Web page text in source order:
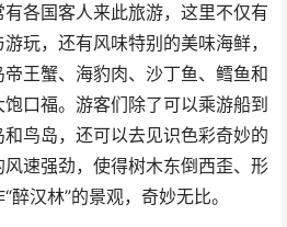
各国客人来此旅游，这里不仅有
玩，还有风味特别的美味海鲜，
王蟹、海豹肉、沙丁鱼、鳕鱼和
口福。游客们除了可以乘游船到
鸟岛，还可以去见识色彩奇妙的
速强劲，使得树木东倒西歪、形
汉林”的景观，奇妙无比。